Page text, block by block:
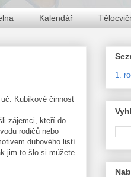
Kalendář
Kubíkové činnost
zájemci, kteří do
rodičů nebo
dubového listí
jim to šlo si můžete
1.